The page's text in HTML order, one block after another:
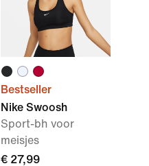
Bestseller
Nike Swoosh
Sport-bh voor
meisjes
€ 27,99